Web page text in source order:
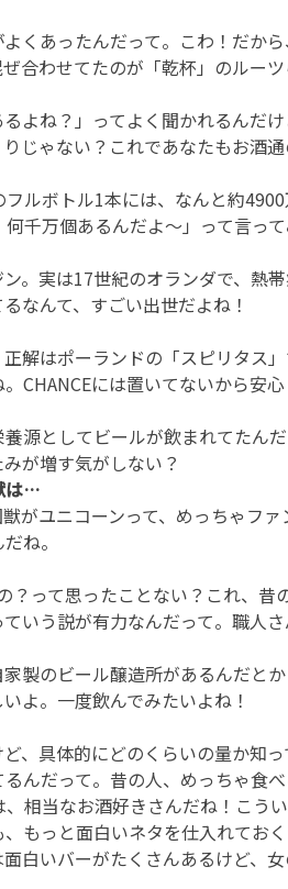
くあったんだって。こわ！だか
合わせてたのが「乾杯」のルー
よね？」ってよく聞かれるんだ
じゃない？これであなたもお酒通
ルボトル1本には、なんと約
千万個あるんだよ〜」って言っ
。実は17世紀のオランダで、熱
なんて、すごい出世だよね！
解はポーランドの「スピリタス
CHANCEには置いてないから安心
源としてビールが飲まれてたん
が増す気がしない？
は…
がユニコーンって、めっちゃフ
ね。
って思ったことない？これ、
いう説が有力なんだって。職人さ
製のビール醸造所があるんだと
よ。一度飲んでみたいよね！
、具体的にどのくらいの量か知
んだって。昔の人、めっちゃ食べ
相当なお酒好きさんだね！こう
もっと面白いネタを仕入れてお
白いバーがたくさんあるけど、